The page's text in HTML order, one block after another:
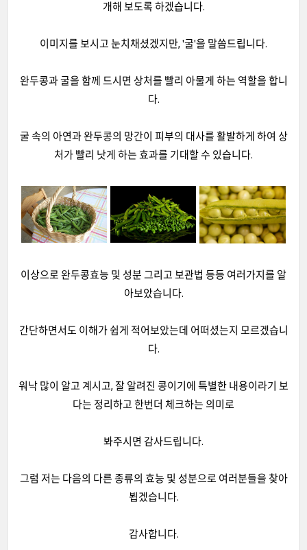
개해 보도록 하겠습니다.
이미지를 보시고 눈치채셨겠지만, '굴'을 말씀드립니다.
완두콩과 굴을 함께 드시면 상처를 빨리 아물게 하는 역할을 합니
다.
굴 속의 아연과 완두콩의 망간이 피부의 대사를 활발하게 하여 상
처가 빨리 낫게 하는 효과를 기대할 수 있습니다.
이상으로 완두콩효능 및 성분 그리고 보관법 등등 여러가지를 알
아보았습니다.
간단하면서도 이해가 쉽게 적어보았는데 어떠셨는지 모르겠습니
다.
워낙 많이 알고 계시고, 잘 알려진 콩이기에 특별한 내용이라기 보
다는 정리하고 한번더 체크하는 의미로
봐주시면 감사드립니다.
그럼 저는 다음의 다른 종류의 효능 및 성분으로 여러분들을 찾아
뵙겠습니다.
감사합니다.